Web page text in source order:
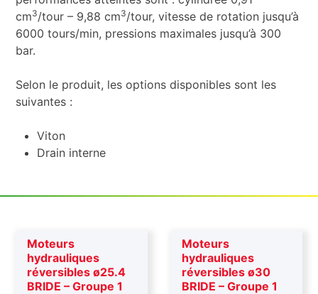
cm3/tour – 9,88 cm3/tour, vitesse de rotation jusqu’à
6000 tours/min, pressions maximales jusqu’à 300
bar.
Selon le produit, les options disponibles sont les
suivantes :
Viton
Drain interne
Moteurs
hydrauliques
réversibles ø25.4
BRIDE – Groupe 1
Moteurs
hydrauliques
réversibles ø30
BRIDE – Groupe 1